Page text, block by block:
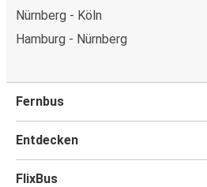
Nürnberg - Köln
Hamburg - Nürnberg
Fernbus
Entdecken
FlixBus